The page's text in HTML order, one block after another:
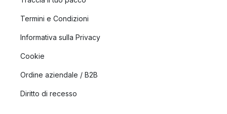
Termini e Condizioni
Informativa sulla Privacy
Cookie
Ordine aziendale / B2B
Diritto di recesso